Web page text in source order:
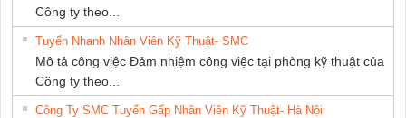
Công ty theo...
Tuyển Nhanh Nhân Viên Kỹ Thuật- SMC
Mô tả công việc Đảm nhiệm công việc tại phòng kỹ thuật của
Công ty theo...
Công Ty SMC Tuyển Gấp Nhân Viên Kỹ Thuật- Hà Nội